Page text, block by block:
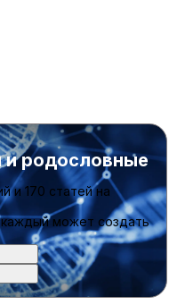
и родословные
и170 статейна
каждый может создать